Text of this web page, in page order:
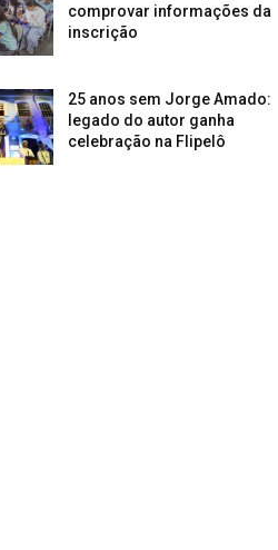
comprovar informações da
inscrição
25 anos sem Jorge Amado:
legado do autor ganha
celebração na Flipelô